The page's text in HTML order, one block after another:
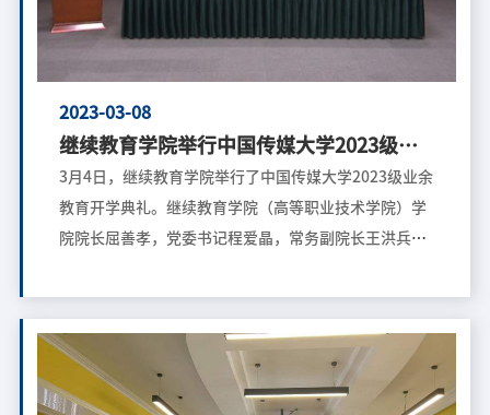
培养质量。此次遴选工作于2022年8月正式启动，经学
校推荐、专家评审、市教委审核并公示。我院自2019年
选工作高度重视。学院教学科制定了严格的毕业设计
2023-03-08
继续教育学院举行中国传媒大学2023级业
余教育新生开学典礼
3月4日，继续教育学院举行了中国传媒大学2023级业余
教育开学典礼。继续教育学院（高等职业技术学院）学
院院长屈善孝，党委书记程爱晶，常务副院长王洪兵，
2023级业余教育新同学和继续教育工作人员、班主任及
典礼由继续教育学院（高等职业技术学院）党委书记程
爱晶主持。 屈善孝院长代表学院全体师生向广大新生表